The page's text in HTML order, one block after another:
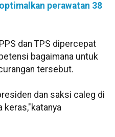
perawatan 38
dan TPS dipercepat
bagaimana untuk
tersebut.
dan saksi caleg di
keras,"katanya